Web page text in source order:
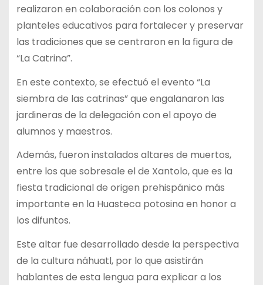
realizaron en colaboración con los colonos y
planteles educativos para fortalecer y preservar
las tradiciones que se centraron en la figura de
“La Catrina”.
En este contexto, se efectuó el evento “La
siembra de las catrinas” que engalanaron las
jardineras de la delegación con el apoyo de
alumnos y maestros.
Además, fueron instalados altares de muertos,
entre los que sobresale el de Xantolo, que es la
fiesta tradicional de origen prehispánico más
importante en la Huasteca potosina en honor a
los difuntos.
Este altar fue desarrollado desde la perspectiva
de la cultura náhuatl, por lo que asistirán
hablantes de esta lengua para explicar a los